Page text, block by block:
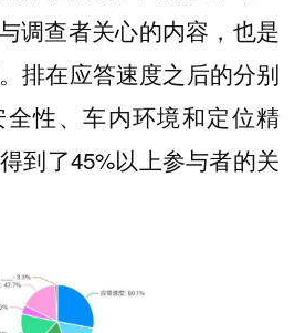
调查者关心的内容，也是
排在应答速度之后的分别
性、车内环境和定位精
到了45%以上参与者的关